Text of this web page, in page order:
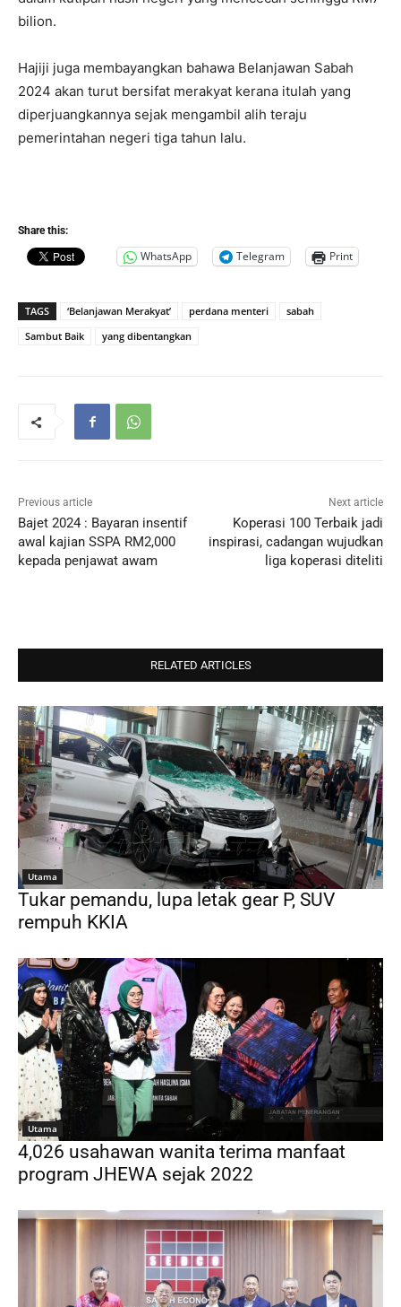
bilion.
Hajiji juga membayangkan bahawa Belanjawan Sabah
2024 akan turut bersifat merakyat kerana itulah yang
diperjuangkannya sejak mengambil alih teraju
pemerintahan negeri tiga tahun lalu.
Share this:
WhatsApp Telegram Print
TAGS ‘Belanjawan Merakyat’ perdana menteri
sabah
Sambut Baik
yang dibentangkan
Previous article
Bajet 2024 : Bayaran insentif
awal kajian SSPA RM2,000
kepada penjawat awam
Next article
Koperasi 100 Terbaik jadi
inspirasi, cadangan wujudkan
liga koperasi diteliti
RELATED ARTICLES
Utama
Tukar pemandu, lupa letak gear P, SUV
rempuh KKIA
Utama
4,026 usahawan wanita terima manfaat
program JHEWA sejak 2022